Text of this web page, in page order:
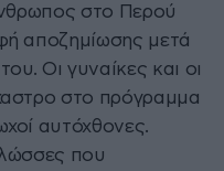
στο Περού
αποζημίωσης μετά
Οι γυναίκες και οι
στο πρόγραμμα
αυτόχθονες.
που